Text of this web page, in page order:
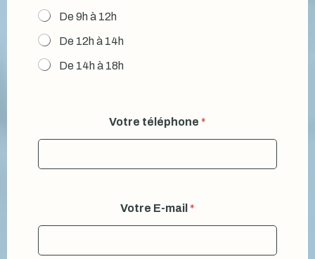
De 9h à 12h
De 12h à 14h
De 14h à 18h
Votre téléphone *
Votre E-mail *